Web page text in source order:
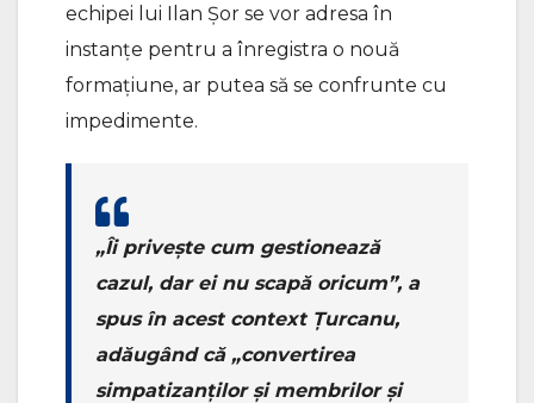
echipei lui Ilan Șor se vor adresa în
instanțe pentru a înregistra o nouă
formațiune, ar putea să se confrunte cu
impedimente.
„Îi privește cum gestionează
cazul, dar ei nu scapă oricum”, a
spus în acest context Țurcanu,
adăugând că „convertirea
simpatizanților și membrilor și